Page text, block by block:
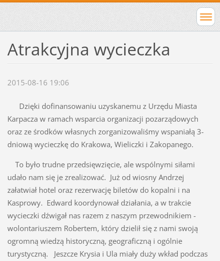
Atrakcyjna wycieczka
2015-08-16 19:06
Dzięki dofinansowaniu uzyskanemu z Urzędu Miasta
Karpacza w ramach wsparcia organizacji pozarządowych
oraz ze środków własnych zorganizowaliśmy wspaniałą 3-
dniową wycieczkę do Krakowa, Wieliczki i Zakopanego.
To było trudne przedsięwzięcie, ale wspólnymi siłami
udało nam się je zrealizować. Już od wiosny Andrzej
załatwiał hotel oraz rezerwację biletów do kopalni i na
Kasprowy. Edward koordynował działania, a w trakcie
wycieczki dźwigał nas razem z naszym przewodnikiem -
wolontariuszem Robertem, który dzielił się z nami swoją
ogromną wiedzą historyczną, geograficzną i ogólnie
turystyczną. Jeszcze Krysia i Ula miały duży wkład podczas